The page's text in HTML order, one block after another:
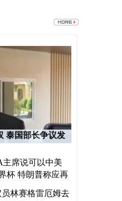
泰国部长争议发
主席说可以中美
杯 特朗普称应再
国办世界杯
员林赛格雷厄姆去